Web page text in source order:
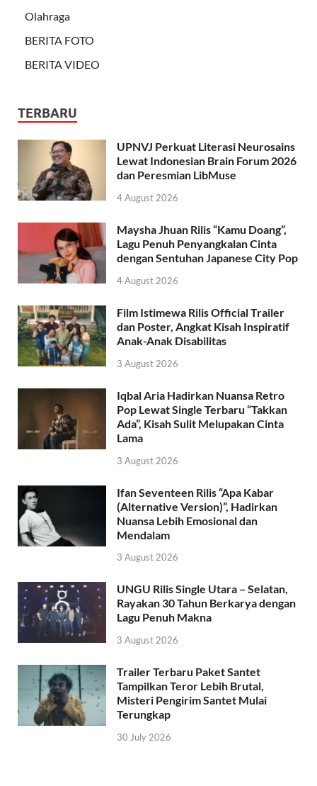
Olahraga
BERITA FOTO
BERITA VIDEO
TERBARU
UPNVJ Perkuat Literasi Neurosains
Lewat Indonesian Brain Forum 2026
dan Peresmian LibMuse
4 August 2026
Maysha Jhuan Rilis “Kamu Doang”,
Lagu Penuh Penyangkalan Cinta
dengan Sentuhan Japanese City Pop
4 August 2026
Film Istimewa Rilis Official Trailer
dan Poster, Angkat Kisah Inspiratif
Anak-Anak Disabilitas
3 August 2026
Iqbal Aria Hadirkan Nuansa Retro
Pop Lewat Single Terbaru “Takkan
Ada”, Kisah Sulit Melupakan Cinta
Lama
3 August 2026
Ifan Seventeen Rilis “Apa Kabar
(Alternative Version)”, Hadirkan
Nuansa Lebih Emosional dan
Mendalam
3 August 2026
UNGU Rilis Single Utara – Selatan,
Rayakan 30 Tahun Berkarya dengan
Lagu Penuh Makna
3 August 2026
Trailer Terbaru Paket Santet
Tampilkan Teror Lebih Brutal,
Misteri Pengirim Santet Mulai
Terungkap
30 July 2026